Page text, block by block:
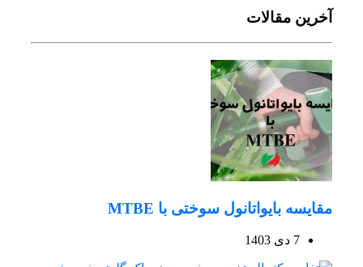
آخرین مقالات
مقایسه بایواتانول سوختی با MTBE
7 دی 1403